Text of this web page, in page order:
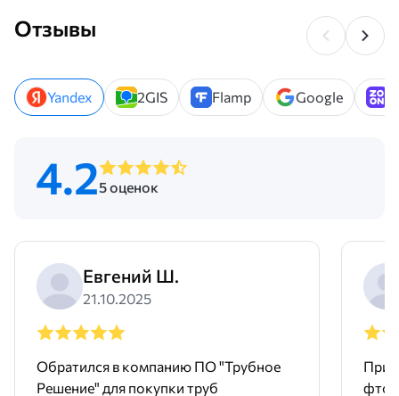
Отзывы
Yandex 2GIS Flamp Google
4.25 оценок
Евгений Ш.
21.10.2025
Обратился в компанию ПО "Трубное
Решение" для покупки труб